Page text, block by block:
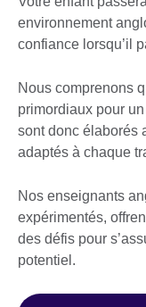
environnement
confiance lorsqu’il
Nous comprenons
primordiaux pour
sont donc élaborés
adaptés à chaque
Nos enseignants
expérimentés,
des défis pour
potentiel.